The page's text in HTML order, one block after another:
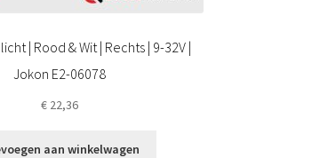
| Rood & Wit | Rechts | 9-32V |
Jokon E2-06078
€ 22,36
aan winkelwagen